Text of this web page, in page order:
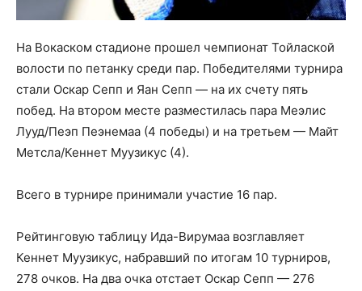
На Вокаском стадионе прошел чемпионат Тойлаской
волости по петанку среди пар. Победителями турнира
стали Оскар Сепп и Яан Сепп — на их счету пять
побед. На втором месте разместилась пара Меэлис
Лууд/Пеэп Пеэнемаа (4 победы) и на третьем — Майт
Метсла/Кеннет Муузикус (4).
Всего в турнире принимали участие 16 пар.
Рейтинговую таблицу Ида-Вирумаа возглавляет
Кеннет Муузикус, набравший по итогам 10 турниров,
278 очков. На два очка отстает Оскар Сепп — 276